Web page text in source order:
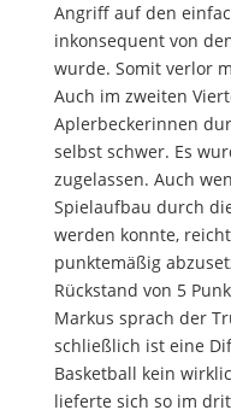
Angriff auf den
inkonsequent von
wurde. Somit verlor
Auch im zweiten
Aplerbeckerinnen
selbst schwer. Es
zugelassen. Auch
Spielaufbau durch
werden konnte,
punktemäßig
Rückstand von 5
Markus sprach der
schließlich ist eine
Basketball kein
lieferte sich so im